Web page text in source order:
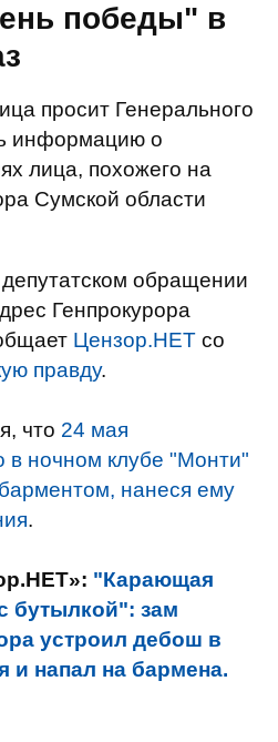
победы" в
просит Генерального
информацию о
лица, похожего на
Сумской области
обращении
Генпрокурора
Цензор.НЕТ со
правду.
что 24 мая
в ночном клубе "Монти"
нанеся ему
.
"Карающая
бутылкой": зам
устроил дебош в
и напал на бармена.